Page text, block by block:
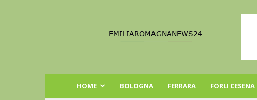
Romagna
HOME BOLOGNA FERRARA FORLI CESENA